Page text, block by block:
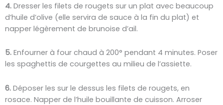
4. Dresser les filets de rougets sur un plat avec beaucoup
d’huile d’olive (elle servira de sauce à la fin du plat) et
napper légèrement de brunoise d’ail.
5. Enfourner à four chaud à 200° pendant 4 minutes. Poser
les spaghettis de courgettes au milieu de l’assiette.
6. Déposer les sur le dessus les filets de rougets, en
rosace. Napper de l’huile bouillante de cuisson. Arroser